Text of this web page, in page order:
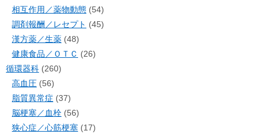
相互作用／薬物動態 (54)
調剤報酬／レセプト (45)
漢方薬／生薬 (48)
健康食品／ＯＴＣ (26)
循環器科 (260)
高血圧 (56)
脂質異常症 (37)
脳梗塞／血栓 (56)
狭心症／心筋梗塞 (17)